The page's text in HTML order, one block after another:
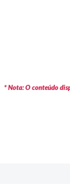
* Nota: O conteúdo